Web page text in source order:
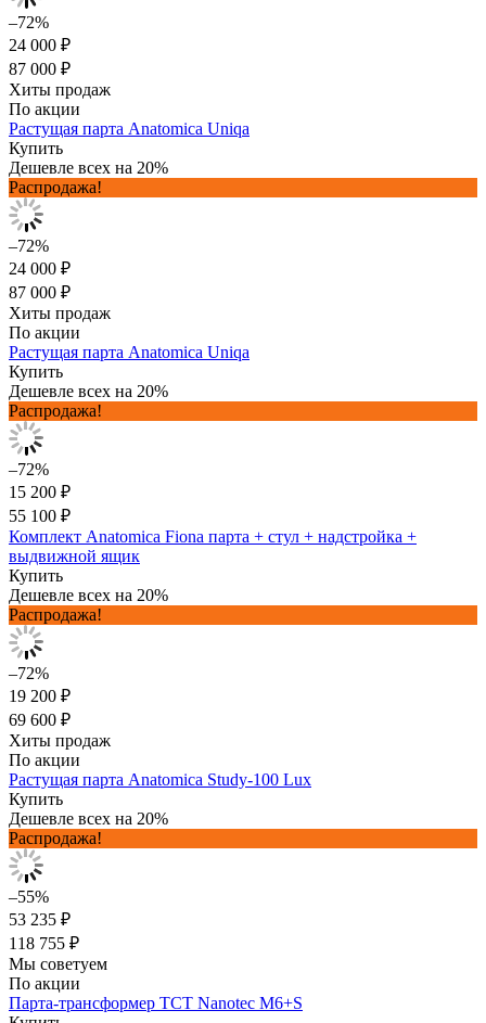
–72%
24 000 ₽
87 000 ₽
Хиты продаж
По акции
Растущая парта Anatomica Uniqa
Купить
Дешевле всех на 20%
Распродажа!
–72%
24 000 ₽
87 000 ₽
Хиты продаж
По акции
Растущая парта Anatomica Uniqa
Купить
Дешевле всех на 20%
Распродажа!
–72%
15 200 ₽
55 100 ₽
Комплект Anatomica Fiona парта + стул + надстройка +
выдвижной ящик
Купить
Дешевле всех на 20%
Распродажа!
–72%
19 200 ₽
69 600 ₽
Хиты продаж
По акции
Растущая парта Anatomica Study-100 Lux
Купить
Дешевле всех на 20%
Распродажа!
–55%
53 235 ₽
118 755 ₽
Мы советуем
По акции
Парта-трансформер TCT Nanotec M6+S